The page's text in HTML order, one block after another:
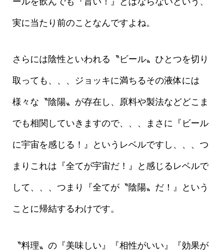
実に当たり前のことなんですよね。
さらには陰性といわれる〝ビール〟ひとつを切り
取っても、、、ジョッキに満ちるその液体には
様々な〝陰陽〟が存在し、原料や製法などどこま
でも相関していきますので、、、まさに『ビール
に宇宙を感じる！』というレベルですし、、、つ
まりこれは『全てが宇宙だ！』と感じるレベルで
して、、、つまり『全てが〝陰陽〟だ！』という
ことに帰結するわけです。
〝料理〟の『美味しい』『相性がいい』『効果が